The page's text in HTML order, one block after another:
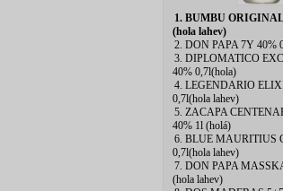
1. BUMBU
(hola lahev)
2. DON PAPA 7Y 40%
3. DIPLOMATICO
40% 0,7l(hola)
4. LEGENDARIO
0,7l(hola lahev)
5. ZACAPA
40% 1l (holá)
6. BLUE MAURITIUS
0,7l(hola lahev)
7. DON PAPA
(hola lahev)